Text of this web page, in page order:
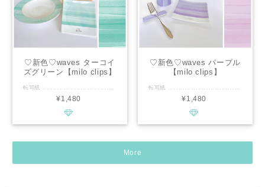
♡新色♡waves ターコイ
ズグリーン【milo clips】
¥1,480
♡新色♡waves パープル
【milo clips】
¥1,480
More